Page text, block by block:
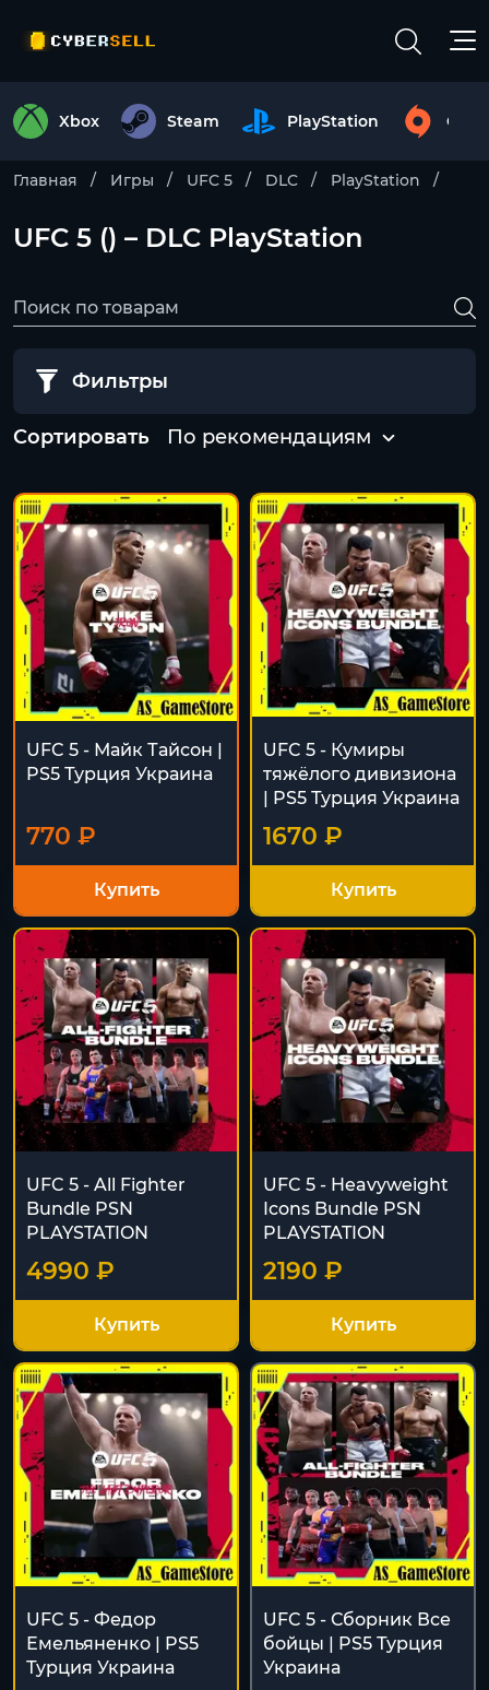
Xbox Steam PlayStation
Главная Игры UFC 5 DLC PlayStation
UFC 5 () – DLC PlayStation
Фильтры
Сортировать По рекомендациям
UFC 5 - Майк Тайсон |
PS5 Турция Украина
770 ₽
Купить
UFC 5 - Кумиры
тяжёлого дивизиона
| PS5 Турция Украина
1670 ₽
Купить
UFC 5 - All Fighter
Bundle PSN
PLAYSTATION
4990 ₽
Купить
UFC 5 - Heavyweight
Icons Bundle PSN
PLAYSTATION
2190 ₽
Купить
UFC 5 - Федор
Емельяненко | PS5
Турция Украина
UFC 5 - Сборник Все
бойцы | PS5 Турция
Украина